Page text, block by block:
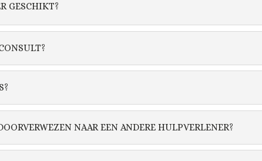
GESCHIKT?
NAAR EEN ANDERE HULPVERLENER?